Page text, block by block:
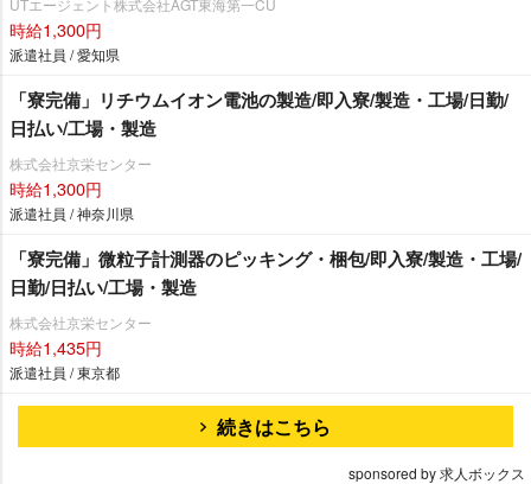
時給1,300円
派遣社員 / 愛知県
「寮完備」リチウムイオン電池の製造/即入寮/製造・工場/日勤/
日払い/工場・製造
株式会社京栄センター
時給1,300円
派遣社員 / 神奈川県
「寮完備」微粒子計測器のピッキング・梱包/即入寮/製造・工場/
日勤/日払い/工場・製造
株式会社京栄センター
時給1,435円
派遣社員 / 東京都
続きはこちら
sponsored by 求人ボックス